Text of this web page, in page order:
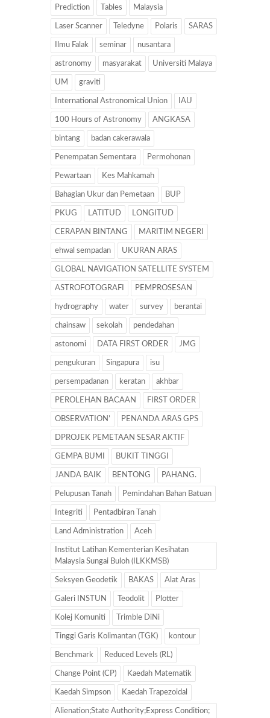
Prediction Tables Malaysia
Laser Scanner Teledyne Polaris SARAS
Ilmu Falak seminar nusantara
astronomy masyarakat Universiti Malaya
UM graviti
International Astronomical Union IAU
100 Hours of Astronomy ANGKASA
bintang badan cakerawala
Penempatan Sementara Permohonan
Pewartaan Kes Mahkamah
Bahagian Ukur dan Pemetaan BUP
PKUG LATITUD LONGITUD
CERAPAN BINTANG MARITIM NEGERI
ehwal sempadan UKURAN ARAS
GLOBAL NAVIGATION SATELLITE SYSTEM
ASTROFOTOGRAFI PEMPROSESAN
hydrography water survey berantai
chainsaw sekolah pendedahan
astonomi DATA FIRST ORDER JMG
pengukuran Singapura isu
persempadanan keratan akhbar
PEROLEHAN BACAAN FIRST ORDER
OBSERVATION’ PENANDA ARAS GPS
DPROJEK PEMETAAN SESAR AKTIF
GEMPA BUMI BUKIT TINGGI
JANDA BAIK BENTONG PAHANG.
Pelupusan Tanah Pemindahan Bahan Batuan
Integriti Pentadbiran Tanah
Land Administration Aceh
Institut Latihan Kementerian Kesihatan
Malaysia Sungai Buloh (ILKKMSB)
Seksyen Geodetik BAKAS Alat Aras
Galeri INSTUN Teodolit Plotter
Kolej Komuniti Trimble DiNi
Tinggi Garis Kolimantan (TGK) kontour
Benchmark Reduced Levels (RL)
Change Point (CP) Kaedah Matematik
Kaedah Simpson Kaedah Trapezoidal
Alienation;State Authority;Express Condition;